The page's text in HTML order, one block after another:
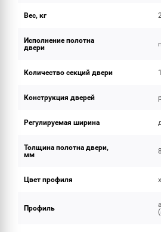
Вес, кг
Исполнение полотна
двери
Количество секций двери 1
Конструкция дверей
Регулируемая ширина
Толщина полотна двери,
мм
8
Цвет профиля
Профиль